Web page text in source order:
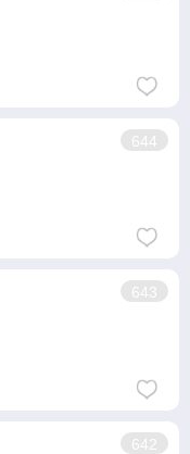
644
643
642